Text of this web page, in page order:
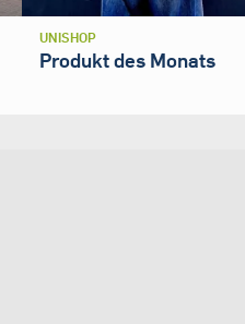
UNISHOP
Produkt des Monats